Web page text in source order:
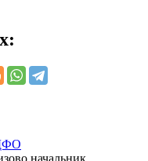
начальник